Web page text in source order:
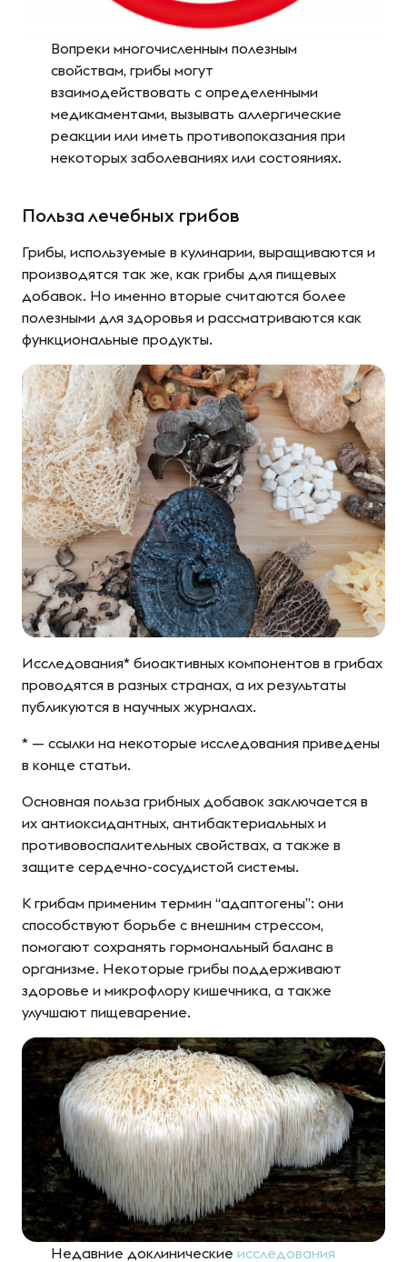
Вопреки многочисленным полезным
свойствам, грибы могут
взаимодействовать с определенными
медикаментами, вызывать аллергические
реакции или иметь противопоказания при
некоторых заболеваниях или состояниях.
Польза лечебных грибов
Грибы, используемые в кулинарии, выращиваются и
производятся так же, как грибы для пищевых
добавок. Но именно вторые считаются более
полезными для здоровья и рассматриваются как
функциональные продукты.
Исследования* биоактивных компонентов в грибах
проводятся в разных странах, а их результаты
публикуются в научных журналах.
* — ссылки на некоторые исследования приведены
в конце статьи.
Основная польза грибных добавок заключается в
их антиоксидантных, антибактериальных и
противовоспалительных свойствах, а также в
защите сердечно-сосудистой системы.
К грибам применим термин “адаптогены”: они
способствуют борьбе с внешним стрессом,
помогают сохранять гормональный баланс в
организме. Некоторые грибы поддерживают
здоровье и микрофлору кишечника, а также
улучшают пищеварение.
Недавние доклинические исследования